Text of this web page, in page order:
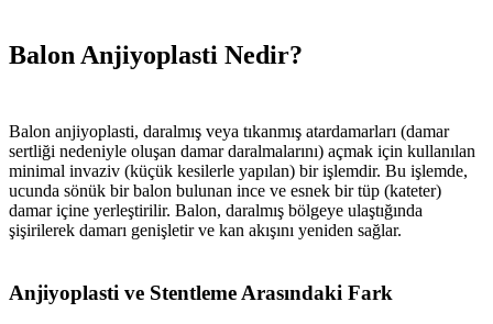
Balon Anjiyoplasti Nedir?
Balon anjiyoplasti, daralmış veya tıkanmış atardamarları (damar
sertliği nedeniyle oluşan damar daralmalarını) açmak için kullanılan
minimal invaziv (küçük kesilerle yapılan) bir işlemdir. Bu işlemde,
ucunda sönük bir balon bulunan ince ve esnek bir tüp (kateter)
damar içine yerleştirilir. Balon, daralmış bölgeye ulaştığında
şişirilerek damarı genişletir ve kan akışını yeniden sağlar.
Anjiyoplasti ve Stentleme Arasındaki Fark